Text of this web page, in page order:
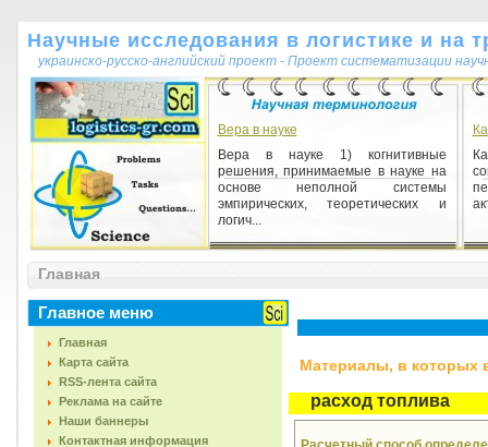
Научные исследования в логистике и на
украинско-русско-английский проект - Проект систематизации
Вера в науке
Вера в науке 1) когнитивные
решения, принимаемые в науке на
основе неполной системы
эмпирических, теоретических и
логич...
Теоретический объект
объект, или сконструированная
мышлением сущность как элемент
теоретической реальности...
Главная
Главное меню
Главная
Карта сайта
RSS-лента сайта
Реклама на сайте
Наши баннеры
Контактная информация
Материалы, в которых
расход топлива